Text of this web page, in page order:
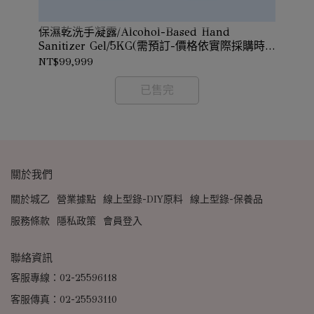
保濕乾洗手凝露/Alcohol-Based Hand
Sanitizer Gel/5KG(需預訂-價格依實際採購時
價確認)
NT$99,999
已售完
關於我們
關於城乙 營業據點 線上型錄-DIY原料 線上型錄-保養品
服務條款
隱私政策 會員登入
聯絡資訊
客服專線：02-25596118
客服傳真：02-25593110